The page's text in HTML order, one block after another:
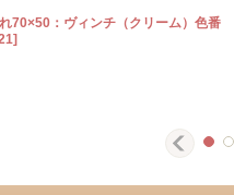
れ70×50：ヴィンチ（クリーム）色番
]